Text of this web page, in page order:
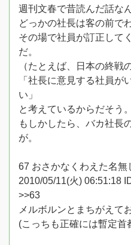
週刊文春で昔読んだ話な
どっかの社長は客の前で
その場で社員が訂正して
だ。
（たとえば、日本の終戦
「社長に意見する社員が
い」
と考えているからだそう。
もしかしたら、バカ社長
が。
67 おさかなくわえた名無
2010/05/11(火) 06:51:18
>>63
メルボルンとまちがえて
(こっちも正確には暫定首